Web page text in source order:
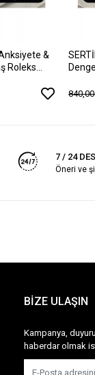
&
Roleks
7 / 24
Öneri ve
BİZE ULAŞIN
Kampanya,
haberdar olmak